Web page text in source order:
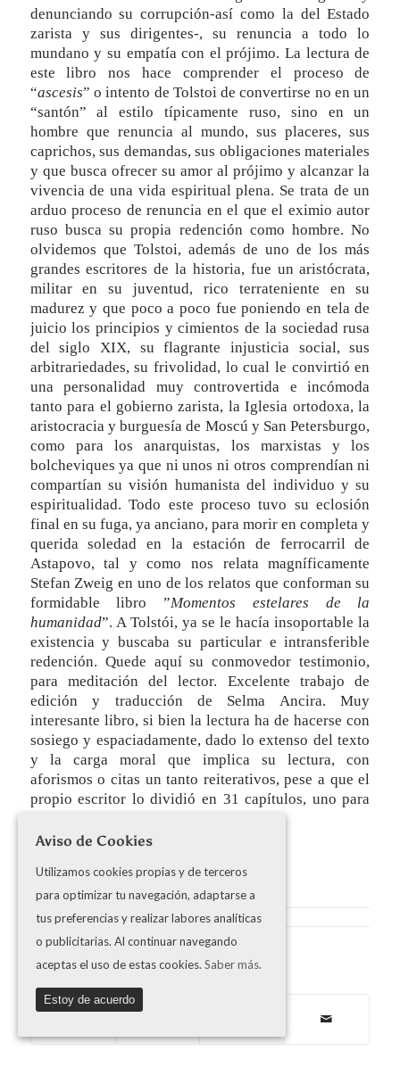
denunciando su corrupción-así como la del Estado
zarista y sus dirigentes-, su renuncia a todo lo
mundano y su empatía con el prójimo. La lectura de
este libro nos hace comprender el proceso de
“ascesis” o intento de Tolstoi de convertirse no en un
“santón” al estilo típicamente ruso, sino en un
hombre que renuncia al mundo, sus placeres, sus
caprichos, sus demandas, sus obligaciones materiales
y que busca ofrecer su amor al prójimo y alcanzar la
vivencia de una vida espiritual plena. Se trata de un
arduo proceso de renuncia en el que el eximio autor
ruso busca su propia redención como hombre. No
olvidemos que Tolstoi, además de uno de los más
grandes escritores de la historia, fue un aristócrata,
militar en su juventud, rico terrateniente en su
madurez y que poco a poco fue poniendo en tela de
juicio los principios y cimientos de la sociedad rusa
del siglo XIX, su flagrante injusticia social, sus
arbitrariedades, su frivolidad, lo cual le convirtió en
una personalidad muy controvertida e incómoda
tanto para el gobierno zarista, la Iglesia ortodoxa, la
aristocracia y burguesía de Moscú y San Petersburgo,
como para los anarquistas, los marxistas y los
bolcheviques ya que ni unos ni otros comprendían ni
compartían su visión humanista del individuo y su
espiritualidad. Todo este proceso tuvo su eclosión
final en su fuga, ya anciano, para morir en completa y
querida soledad en la estación de ferrocarril de
Astapovo, tal y como nos relata magníficamente
Stefan Zweig en uno de los relatos que conforman su
formidable libro ”Momentos estelares de la
humanidad”. A Tolstói, ya se le hacía insoportable la
existencia y buscaba su particular e intransferible
redención. Quede aquí su conmovedor testimonio,
para meditación del lector. Excelente trabajo de
edición y traducción de Selma Ancira. Muy
interesante libro, si bien la lectura ha de hacerse con
sosiego y espaciadamente, dado lo extenso del texto
y la carga moral que implica su lectura, con
aforismos o citas un tanto reiterativos, pese a que el
propio escritor lo dividió en 31 capítulos, uno para
Share this entry
Aviso de Cookies
Utilizamos cookies propias y de terceros
para optimizar tu navegación, adaptarse a
tus preferencias y realizar labores analíticas
o publicitarias. Al continuar navegando
aceptas el uso de estas cookies. Saber más.
Estoy de acuerdo